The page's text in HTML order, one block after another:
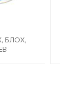
БЛОХ,